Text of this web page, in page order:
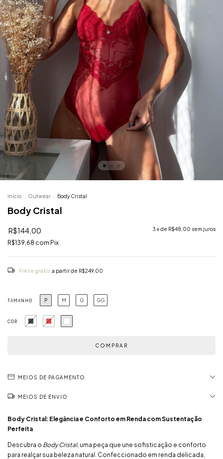
Início Outwear Body Cristal
Body Cristal
R$144,00 3 x de R$48,00 sem juros
R$139,68 com Pix
Frete grátis a partir de R$249,00
TAMANHO P M G GG
COR
MEIOS DE PAGAMENTO
MEIOS DE ENVIO
Body Cristal: Elegância e Conforto em Renda com Sustentação
Perfeita
Descubra o Body Cristal, uma peça que une sofisticação e conforto
para realçar sua beleza natural. Confeccionado em renda delicada,